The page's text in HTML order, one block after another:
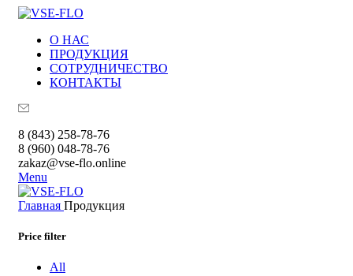
О НАС
ПРОДУКЦИЯ
СОТРУДНИЧЕСТВО
КОНТАКТЫ
8 (843) 258-78-76
8 (960) 048-78-76
zakaz@vse-flo.online
Menu
Главная Продукция
Price filter
All